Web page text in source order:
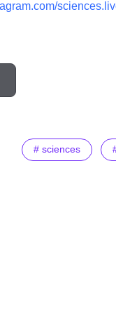
# sciences
à la Terminale